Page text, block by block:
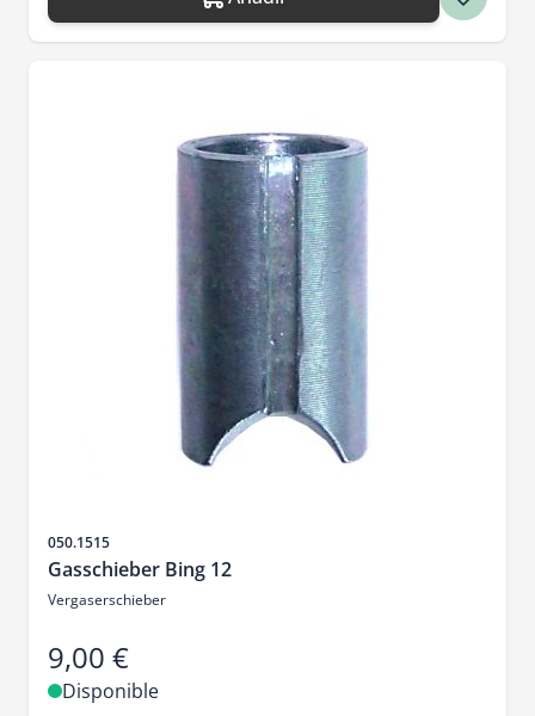
SKU
050.1515
Gasschieber Bing 12
Vergaserschieber
9,00 €
Disponible